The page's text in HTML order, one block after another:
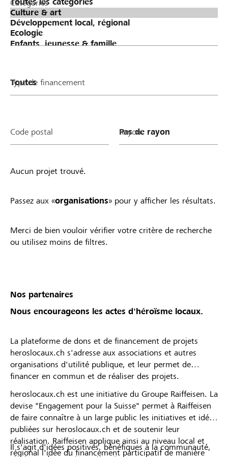
Catégories
Type de financement
Code postal Rayon
Aucun projet trouvé.
Passez aux «organisations» pour y afficher les résultats.
Merci de bien vouloir vérifier votre critère de recherche
ou utilisez moins de filtres.
Nos partenaires
Nous encourageons les actes d'héroïsme locaux.
La plateforme de dons et de financement de projets
heroslocaux.ch s'adresse aux associations et autres
organisations d'utilité publique, et leur permet de
financer en commun et de réaliser des projets.
heroslocaux.ch est une initiative du Groupe Raiffeisen. La
devise "Engagement pour la Suisse" permet à Raiffeisen
de faire connaître à un large public les initiatives et idées
publiées sur heroslocaux.ch et de soutenir leur
réalisation. Raiffeisen applique ainsi au niveau local et
régional l'idée du financement participatif de manière
Il s'agit d'idées positives, bénéfiques à la communauté,